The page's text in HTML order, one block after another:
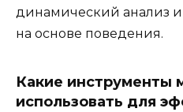
динамический анализ
на основе поведения.
Какие инструменты
использовать для